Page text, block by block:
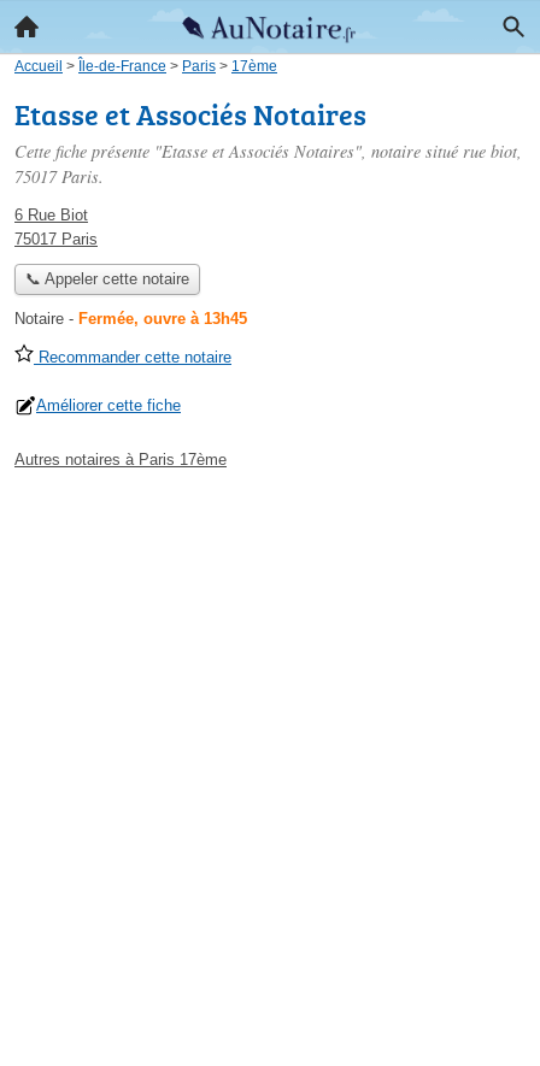
Accueil > Île-de-France > Paris > 17ème
Etasse et Associés Notaires
Cette fiche présente "Etasse et Associés Notaires", notaire situé rue biot,
75017 Paris.
6 Rue Biot
75017 Paris
📞 Appeler cette notaire
Notaire - Fermée, ouvre à 13h45
Recommander cette notaire
Améliorer cette fiche
Autres notaires à Paris 17ème